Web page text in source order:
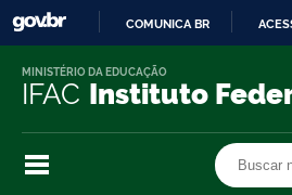
O
COMUNICA BR
IFAC Instituto
MINISTÉRIO DA EDUCAÇÃO